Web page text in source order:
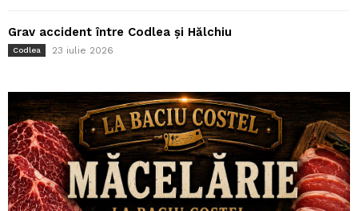
Grav accident între Codlea și Hălchiu
Codlea 23 iulie 2026